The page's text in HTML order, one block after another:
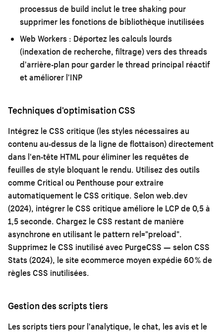
processus de build inclut le tree shaking pour
supprimer les fonctions de bibliothèque inutilisées
Web Workers : Déportez les calculs lourds
(indexation de recherche, filtrage) vers des threads
d'arrière-plan pour garder le thread principal réactif
et améliorer l'INP
Techniques d'optimisation CSS
Intégrez le CSS critique (les styles nécessaires au
contenu au-dessus de la ligne de flottaison) directement
dans l'en-tête HTML pour éliminer les requêtes de
feuilles de style bloquant le rendu. Utilisez des outils
comme Critical ou Penthouse pour extraire
automatiquement le CSS critique. Selon web.dev
(2024), intégrer le CSS critique améliore le LCP de 0,5 à
1,5 seconde. Chargez le CSS restant de manière
asynchrone en utilisant le pattern rel="preload".
Supprimez le CSS inutilisé avec PurgeCSS — selon CSS
Stats (2024), le site ecommerce moyen expédie 60 % de
règles CSS inutilisées.
Gestion des scripts tiers
Les scripts tiers pour l'analytique, le chat, les avis et le